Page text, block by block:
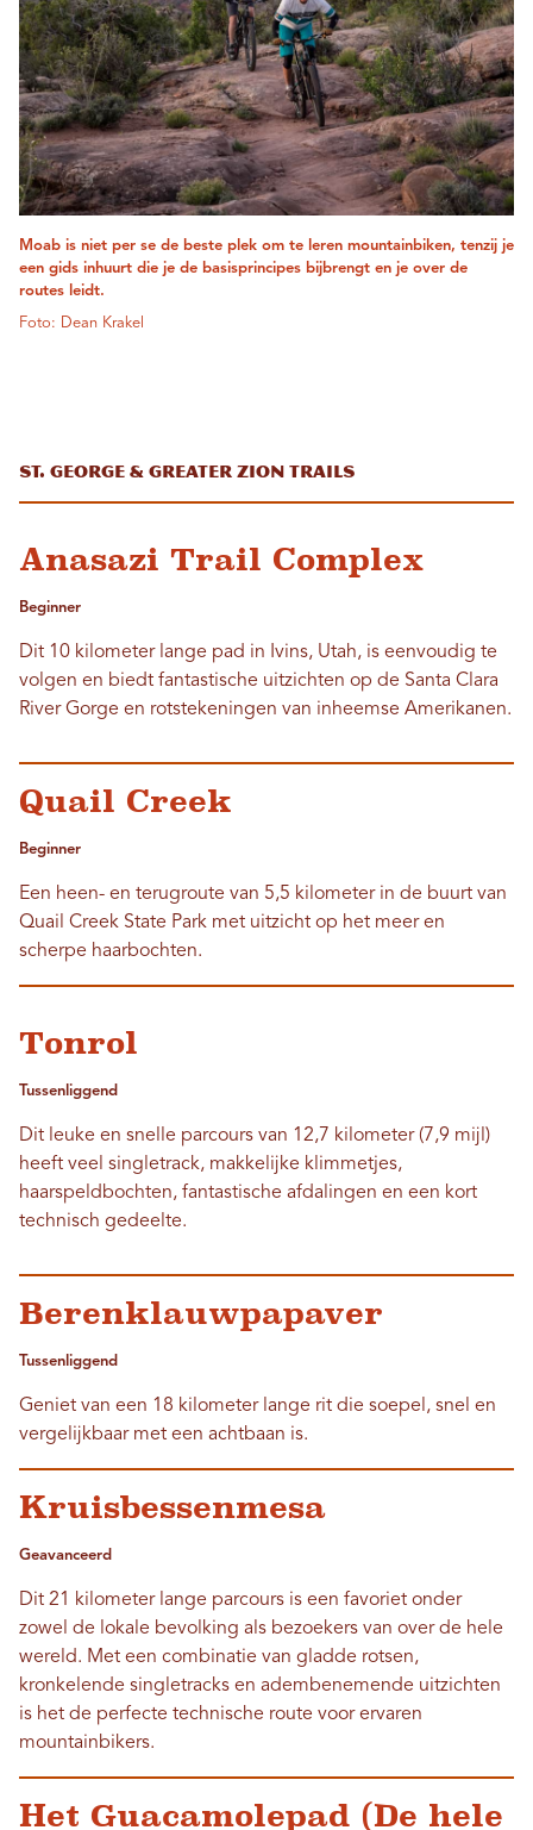
Moab is niet per se de beste plek om te leren mountainbiken, tenzij je
een gids inhuurt die je de basisprincipes bijbrengt en je over de
routes leidt.
Foto: Dean Krakel
St. George & Greater Zion Trails
Anasazi Trail Complex
Beginner
Dit 10 kilometer lange pad in Ivins, Utah, is eenvoudig te
volgen en biedt fantastische uitzichten op de Santa Clara
River Gorge en rotstekeningen van inheemse Amerikanen.
Quail Creek
Beginner
Een heen- en terugroute van 5,5 kilometer in de buurt van
Quail Creek State Park met uitzicht op het meer en
scherpe haarbochten.
Tonrol
Tussenliggend
Dit leuke en snelle parcours van 12,7 kilometer (7,9 mijl)
heeft veel singletrack, makkelijke klimmetjes,
haarspeldbochten, fantastische afdalingen en een kort
technisch gedeelte.
Berenklauwpapaver
Tussenliggend
Geniet van een 18 kilometer lange rit die soepel, snel en
vergelijkbaar met een achtbaan is.
Kruisbessenmesa
Geavanceerd
Dit 21 kilometer lange parcours is een favoriet onder
zowel de lokale bevolking als bezoekers van over de hele
wereld. Met een combinatie van gladde rotsen,
kronkelende singletracks en adembenemende uitzichten
is het de perfecte technische route voor ervaren
mountainbikers.
Het Guacamolepad (De hele